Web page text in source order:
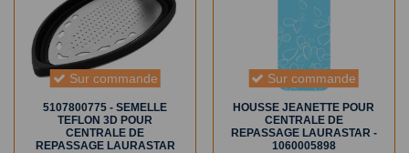
Sur commande
5107800775 - SEMELLE
TEFLON 3D POUR
CENTRALE DE
REPASSAGE LAURASTAR
Sur commande
HOUSSE JEANETTE POUR
CENTRALE DE
REPASSAGE LAURASTAR -
1060005898